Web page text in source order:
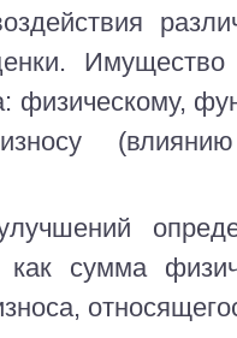
физическому,
сумма